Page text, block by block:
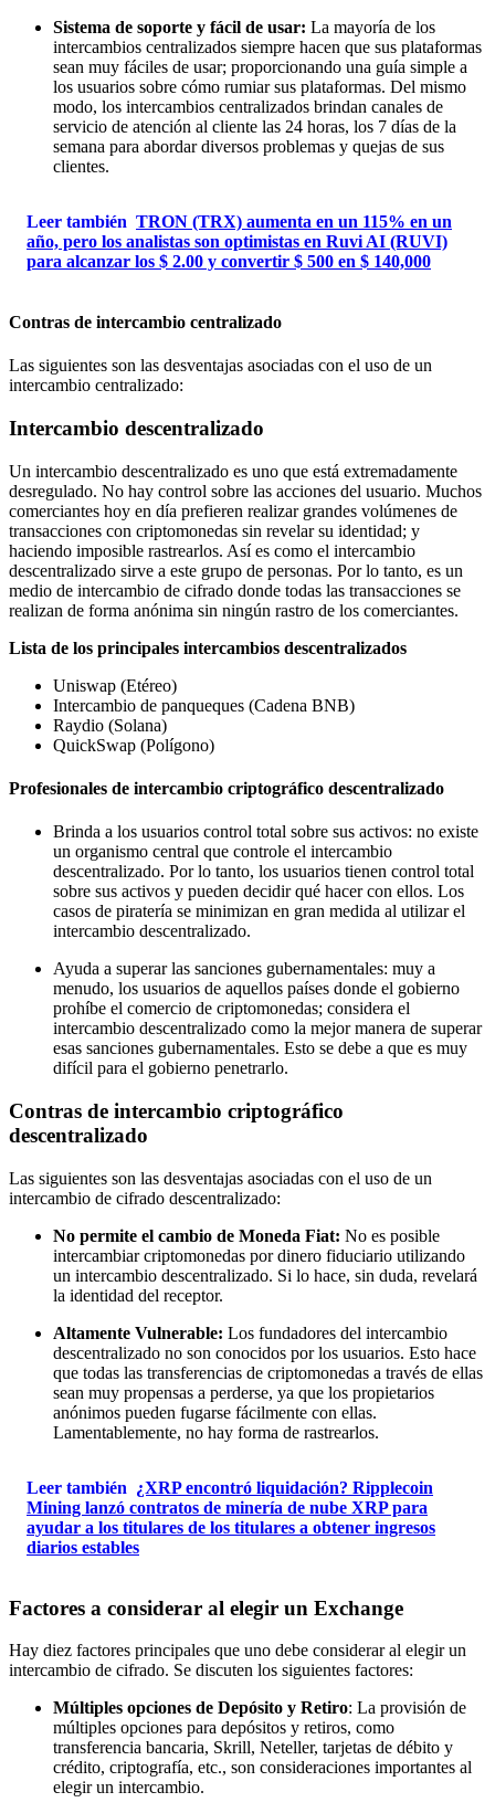
Sistema de soporte y fácil de usar: La mayoría de los
intercambios centralizados siempre hacen que sus plataformas
sean muy fáciles de usar; proporcionando una guía simple a
los usuarios sobre cómo rumiar sus plataformas. Del mismo
modo, los intercambios centralizados brindan canales de
servicio de atención al cliente las 24 horas, los 7 días de la
semana para abordar diversos problemas y quejas de sus
clientes.
Leer también TRON (TRX) aumenta en un 115% en un
año, pero los analistas son optimistas en Ruvi AI (RUVI)
para alcanzar los $ 2.00 y convertir $ 500 en $ 140,000
Contras de intercambio centralizado
Las siguientes son las desventajas asociadas con el uso de un
intercambio centralizado:
Intercambio descentralizado
Un intercambio descentralizado es uno que está extremadamente
desregulado. No hay control sobre las acciones del usuario. Muchos
comerciantes hoy en día prefieren realizar grandes volúmenes de
transacciones con criptomonedas sin revelar su identidad; y
haciendo imposible rastrearlos. Así es como el intercambio
descentralizado sirve a este grupo de personas. Por lo tanto, es un
medio de intercambio de cifrado donde todas las transacciones se
realizan de forma anónima sin ningún rastro de los comerciantes.
Lista de los principales intercambios descentralizados
Uniswap (Etéreo)
Intercambio de panqueques (Cadena BNB)
Raydio (Solana)
QuickSwap (Polígono)
Profesionales de intercambio criptográfico descentralizado
Brinda a los usuarios control total sobre sus activos: no existe
un organismo central que controle el intercambio
descentralizado. Por lo tanto, los usuarios tienen control total
sobre sus activos y pueden decidir qué hacer con ellos. Los
casos de piratería se minimizan en gran medida al utilizar el
intercambio descentralizado.
Ayuda a superar las sanciones gubernamentales: muy a
menudo, los usuarios de aquellos países donde el gobierno
prohíbe el comercio de criptomonedas; considera el
intercambio descentralizado como la mejor manera de superar
esas sanciones gubernamentales. Esto se debe a que es muy
difícil para el gobierno penetrarlo.
Contras de intercambio criptográfico
descentralizado
Las siguientes son las desventajas asociadas con el uso de un
intercambio de cifrado descentralizado:
No permite el cambio de Moneda Fiat: No es posible
intercambiar criptomonedas por dinero fiduciario utilizando
un intercambio descentralizado. Si lo hace, sin duda, revelará
la identidad del receptor.
Altamente Vulnerable: Los fundadores del intercambio
descentralizado no son conocidos por los usuarios. Esto hace
que todas las transferencias de criptomonedas a través de ellas
sean muy propensas a perderse, ya que los propietarios
anónimos pueden fugarse fácilmente con ellas.
Lamentablemente, no hay forma de rastrearlos.
Leer también ¿XRP encontró liquidación? Ripplecoin
Mining lanzó contratos de minería de nube XRP para
ayudar a los titulares de los titulares a obtener ingresos
diarios estables
Factores a considerar al elegir un Exchange
Hay diez factores principales que uno debe considerar al elegir un
intercambio de cifrado. Se discuten los siguientes factores:
Múltiples opciones de Depósito y Retiro: La provisión de
múltiples opciones para depósitos y retiros, como
transferencia bancaria, Skrill, Neteller, tarjetas de débito y
crédito, criptografía, etc., son consideraciones importantes al
elegir un intercambio.